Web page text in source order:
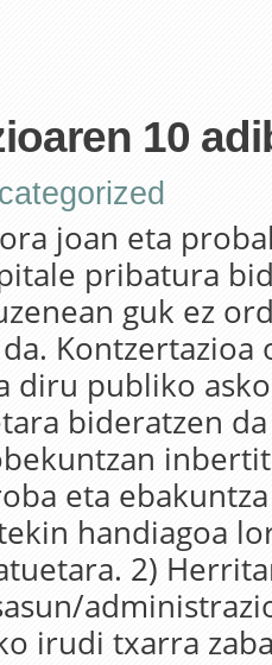
10
joan eta
pribatura
guk ez
Kontzertazioa
diru publiko
bideratzen
eta
handiagoa
2)
irudi txarra